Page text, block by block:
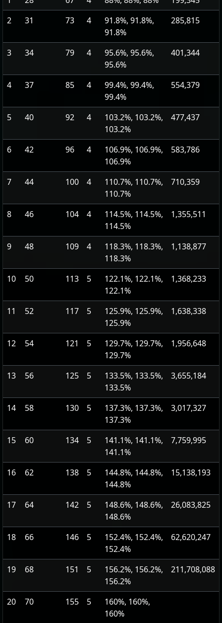
2
31 73 4
91.8%, 91.8%,
91.8%
285,815
3 34 79 4
95.6%, 95.6%,
95.6%
401,344
4 37 85 4
99.4%, 99.4%,
99.4%
554,379
5 40 92 4
103.2%, 103.2%,
103.2%
477,437
6 42 96 4
106.9%, 106.9%,
106.9%
583,786
7 44 100 4
110.7%, 110.7%,
110.7%
710,359
8 46 104 4
114.5%, 114.5%,
114.5%
1,355,511
9 48 109 4
118.3%, 118.3%,
118.3%
1,138,877
10 50 113 5
122.1%, 122.1%,
122.1%
1,368,233
11 52 117 5
125.9%, 125.9%,
125.9%
1,638,338
12 54 121 5
129.7%, 129.7%,
129.7%
1,956,648
13 56 125 5
133.5%, 133.5%,
133.5%
3,655,184
14 58 130 5
137.3%, 137.3%,
137.3%
3,017,327
15 60 134 5
141.1%, 141.1%,
141.1%
7,759,995
16 62 138 5
144.8%, 144.8%,
144.8%
15,138,193
17 64 142 5
148.6%, 148.6%,
148.6%
26,083,825
18 66 146 5
152.4%, 152.4%,
152.4%
62,620,247
19 68 151 5
156.2%, 156.2%,
156.2%
211,708,088
20 70 155 5
160%, 160%,
160%